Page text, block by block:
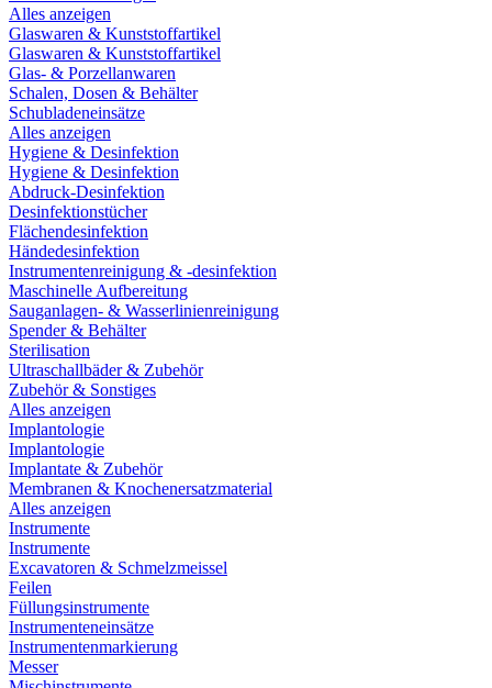
Alles anzeigen
Glaswaren & Kunststoffartikel
Glaswaren & Kunststoffartikel
Glas- & Porzellanwaren
Schalen, Dosen & Behälter
Schubladeneinsätze
Alles anzeigen
Hygiene & Desinfektion
Hygiene & Desinfektion
Abdruck-Desinfektion
Desinfektionstücher
Flächendesinfektion
Händedesinfektion
Instrumentenreinigung & -desinfektion
Maschinelle Aufbereitung
Sauganlagen- & Wasserlinienreinigung
Spender & Behälter
Sterilisation
Ultraschallbäder & Zubehör
Zubehör & Sonstiges
Alles anzeigen
Implantologie
Implantologie
Implantate & Zubehör
Membranen & Knochenersatzmaterial
Alles anzeigen
Instrumente
Instrumente
Excavatoren & Schmelzmeissel
Feilen
Füllungsinstrumente
Instrumenteneinsätze
Instrumentenmarkierung
Messer